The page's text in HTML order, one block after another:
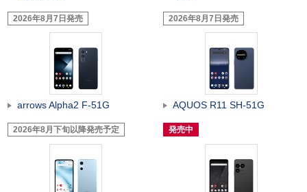
2026年8月7日発売 2026年8月7日発売
arrows Alpha2 F-51G
2026年8月下旬以降発売予定
AQUOS R11 SH-51G
発売中